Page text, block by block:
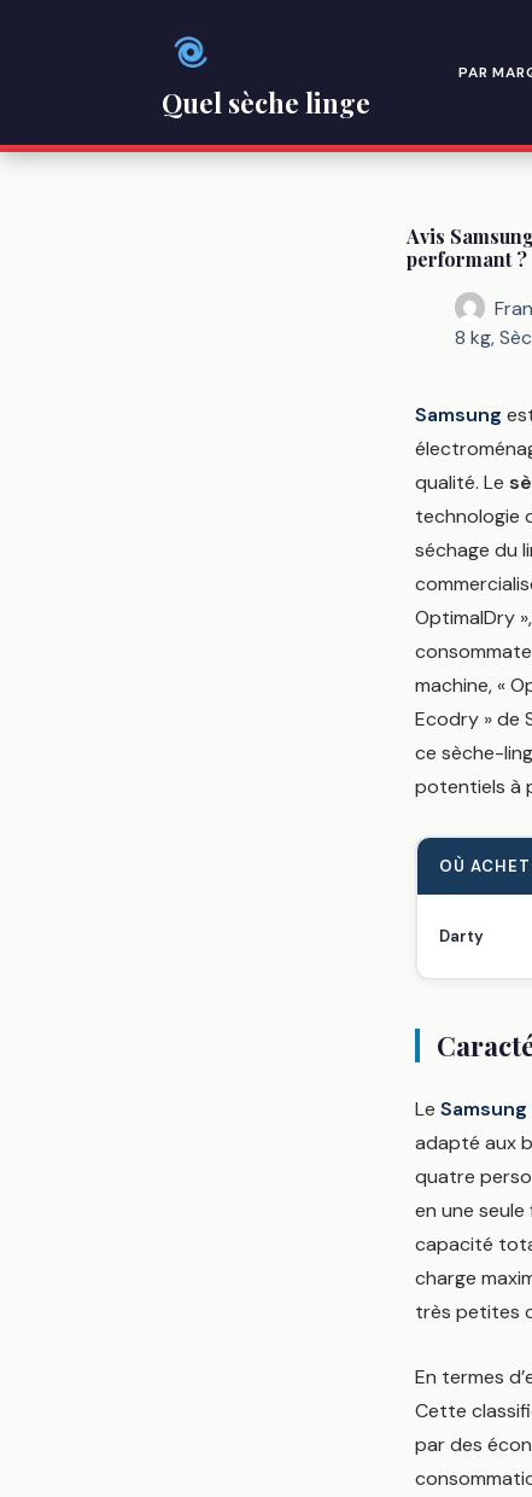
Quel sèche linge
PAR
Avis
performant ?
8 kg,
Samsung
qualité. Le
technologie
séchage du
OptimalDry
machine, «
Ecodry » de
ce sèche-
potentiels à
OÙ
Darty
Le
adapté aux
quatre
en une
capacité
charge
très petites
En termes
Cette
par des